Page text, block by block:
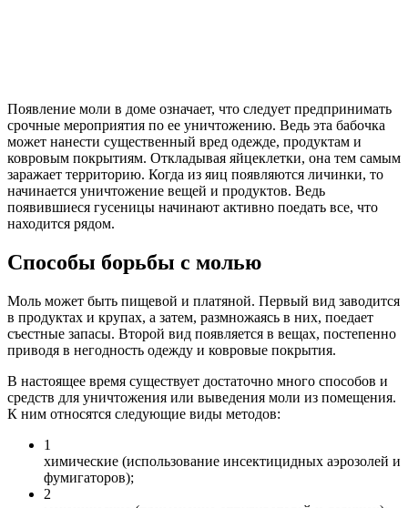
Появление моли в доме означает, что следует предпринимать
срочные мероприятия по ее уничтожению. Ведь эта бабочка
может нанести существенный вред одежде, продуктам и
ковровым покрытиям. Откладывая яйцеклетки, она тем самым
заражает территорию. Когда из яиц появляются личинки, то
начинается уничтожение вещей и продуктов. Ведь
появившиеся гусеницы начинают активно поедать все, что
находится рядом.
Способы борьбы с молью
Моль может быть пищевой и платяной. Первый вид заводится
в продуктах и крупах, а затем, размножаясь в них, поедает
съестные запасы. Второй вид появляется в вещах, постепенно
приводя в негодность одежду и ковровые покрытия.
В настоящее время существует достаточно много способов и
средств для уничтожения или выведения моли из помещения.
К ним относятся следующие виды методов:
1
химические (использование инсектицидных аэрозолей и
фумигаторов);
2